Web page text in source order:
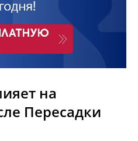
на
Пересадки